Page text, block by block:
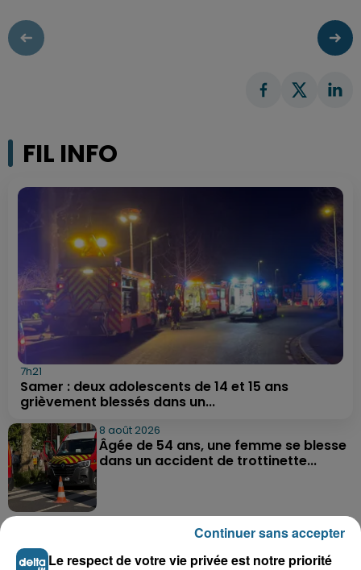
FIL INFO
7h21
Samer : deux adolescents de 14 et 15 ans
grièvement blessés dans un...
8 août 2026
Âgée de 54 ans, une femme se blesse
dans un accident de trottinette...
Une femme gravement blessée dans
un accident à Bazinghen
Le respect de votre vie privée est notre priorité
Continuer sans accepter